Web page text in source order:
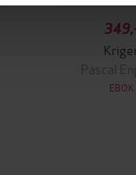
Pascal
EBOK